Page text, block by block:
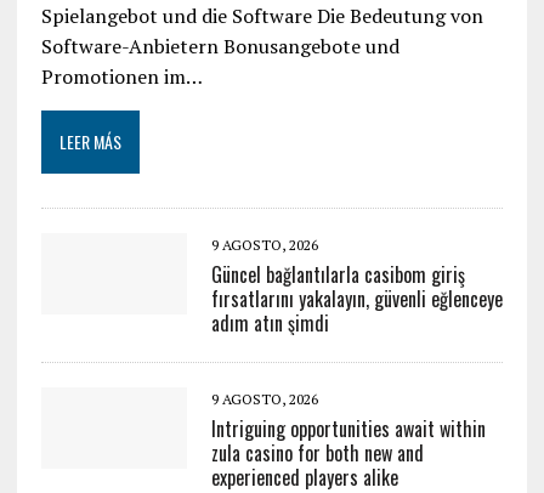
Spielangebot und die Software Die Bedeutung von
Software-Anbietern Bonusangebote und
Promotionen im…
LEER MÁS
9 AGOSTO, 2026
Güncel bağlantılarla casibom giriş
fırsatlarını yakalayın, güvenli eğlenceye
adım atın şimdi
9 AGOSTO, 2026
Intriguing opportunities await within
zula casino for both new and
experienced players alike